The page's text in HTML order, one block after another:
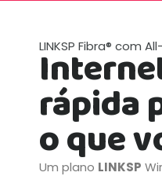
LINKSP Fibra® com
rápida
o que
Um plano LINKSP